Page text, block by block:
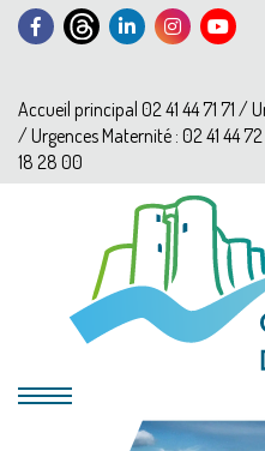
Accueil principal 02 41 44 71 71 /
/ Urgences Maternité : 02 41 44
18 28 00